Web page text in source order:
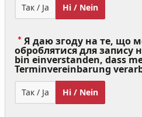
Так / Ja Ні / Nein
Я даю згоду на те, що
оброблятися для запису
bin einverstanden, dass
Terminvereinbarung
Так / Ja Ні / Nein